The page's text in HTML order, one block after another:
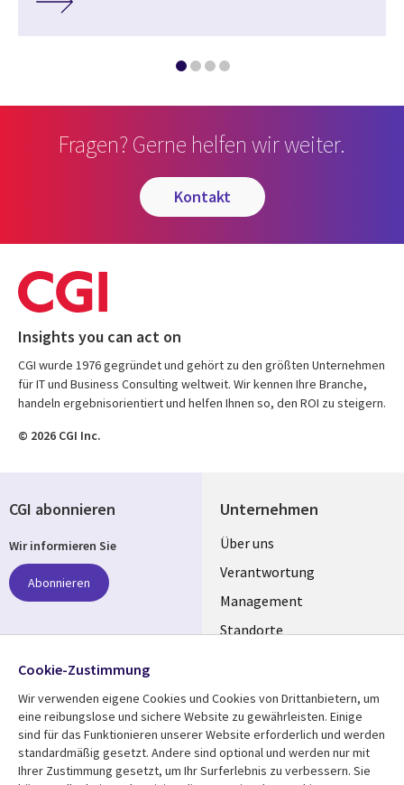
Fragen? Gerne helfen wir weiter.
kontakt
Insights you can act on
CGI wurde 1976 gegründet und gehört zu den größten Unternehmen
für IT und Business Consulting weltweit. Wir kennen Ihre Branche,
handeln ergebnisorientiert und helfen Ihnen so, den ROI zu steigern.
© 2026 CGI Inc.
Unternehmen
Useful
links
GERMANY
Über uns
Verantwortung
Management
Standorte
Mediathek Rechtliches
CGI abonnieren
Wir informieren Sie
Abonnieren
Folgen Sie uns
Social
Media
GERMANY
Cookie-Zustimmung
Wir verwenden eigene Cookies und Cookies von Drittanbietern, um
eine reibungslose und sichere Website zu gewährleisten. Einige
sind für das Funktionieren unserer Website erforderlich und werden
standardmäßig gesetzt. Andere sind optional und werden nur mit
Ihrer Zustimmung gesetzt, um Ihr Surferlebnis zu verbessern. Sie